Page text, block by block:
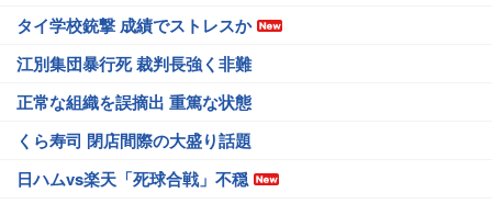
タイ学校銃撃 成績でストレスか
江別集団暴行死 裁判長強く非難
正常な組織を誤摘出 重篤な状態
くら寿司 閉店間際の大盛り話題
日ハムvs楽天「死球合戦」不穏